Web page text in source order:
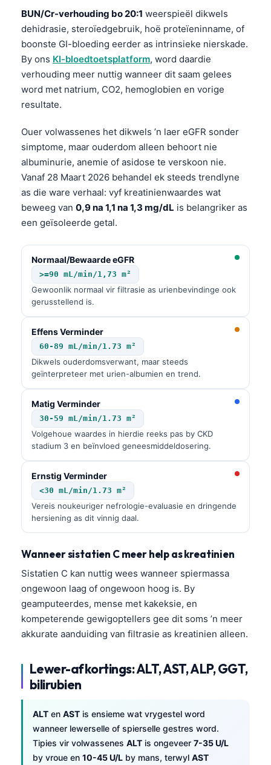
BUN/Cr-verhouding bo 20:1 weerspieël dikwels
dehidrasie, steroïedgebruik, hoë proteïeninname, of
boonste GI-bloeding eerder as intrinsieke nierskade.
By ons KI-bloedtoetsplatform, word daardie
verhouding meer nuttig wanneer dit saam gelees
word met natrium, CO2, hemoglobien en vorige
resultate.
Ouer volwassenes het dikwels ’n laer eGFR sonder
simptome, maar ouderdom alleen behoort nie
albuminurie, anemie of asidose te verskoon nie.
Vanaf 28 Maart 2026 behandel ek steeds trendlyne
as die ware verhaal: vyf kreatinienwaardes wat
beweeg van 0,9 na 1,1 na 1,3 mg/dL is belangriker as
een geïsoleerde getal.
Normaal/Bewaarde eGFR
>=90 mL/min/1,73 m²
Gewoonlik normaal vir filtrasie as urienbevindinge ook
gerusstellend is.
Effens Verminder
60-89 mL/min/1.73 m²
Dikwels ouderdomsverwant, maar steeds
geïnterpreteer met urien-albumien en trend.
Matig Verminder
30-59 mL/min/1.73 m²
Volgehoue waardes in hierdie reeks pas by CKD
stadium 3 en beïnvloed geneesmiddeldosering.
Ernstig Verminder
<30 mL/min/1.73 m²
Vereis noukeuriger nefrologie-evaluasie en dringende
hersiening as dit vinnig daal.
Wanneer sistatien C meer help as kreatinien
Sistatien C kan nuttig wees wanneer spiermassa
ongewoon laag of ongewoon hoog is. By
geamputeerdes, mense met kakeksie, en
kompeterende gewigoptellers gee dit soms ’n meer
akkurate aanduiding van filtrasie as kreatinien alleen.
Lewer-afkortings: ALT, AST, ALP, GGT,
bilirubien
ALT en AST is ensieme wat vrygestel word
wanneer lewerselle of spierselle gestres word.
Tipies vir volwassenes ALT is ongeveer 7-35 U/L
by vroue en 10-45 U/L by mans, terwyl AST
বাংলা
اردو
मराठी
தமிழ்
ಕನ್ನಡ
മലയാളം
Bahasa Melayu
Tiếng Việt
Tagalog
ဗမာစာ
ភាសាខ្មែរ
Kiswahili
አማርኛ
Українська
O‘zbekcha
Català
Қазақ тілі
Suomi
Hrvatski
Slovenčina
كوردی‎
پښتو
سنڌي
অসমীয়া
Galego
Latviešu valoda
Македонски јазик
Occitan
العربية المغربية
Монгол
ພາສາລາວ
Basa Jawa